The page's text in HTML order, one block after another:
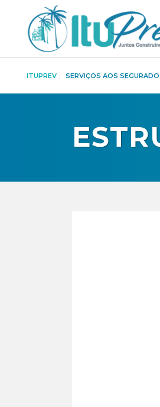
ITUPREV SERVIÇOS AOS